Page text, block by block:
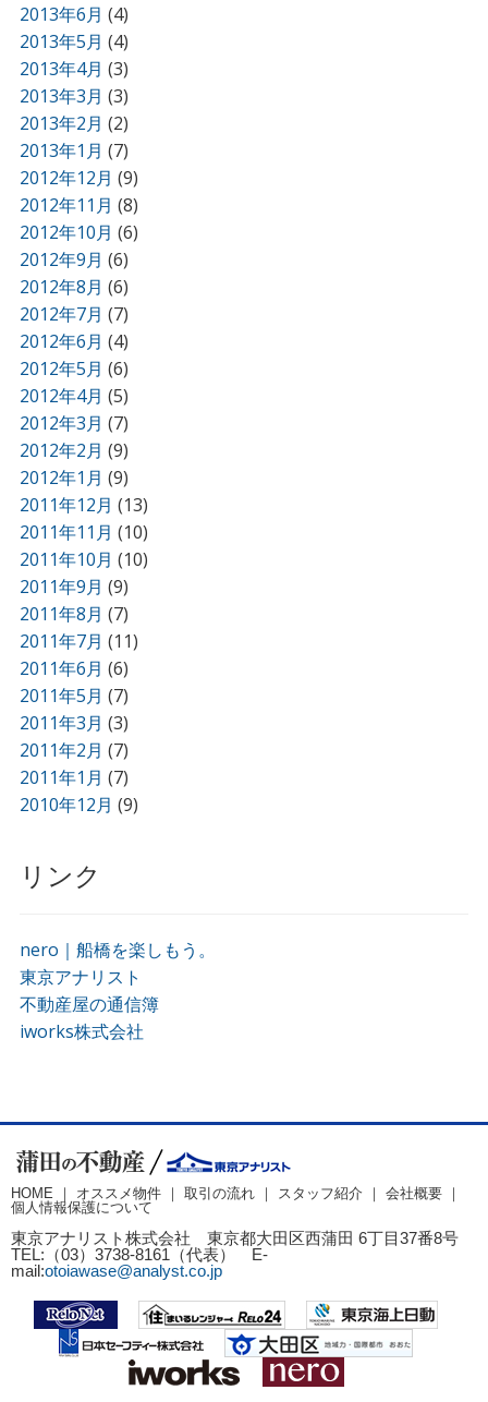
2013年6月 (4)
2013年5月 (4)
2013年4月 (3)
2013年3月 (3)
2013年2月 (2)
2013年1月 (7)
2012年12月 (9)
2012年11月 (8)
2012年10月 (6)
2012年9月 (6)
2012年8月 (6)
2012年7月 (7)
2012年6月 (4)
2012年5月 (6)
2012年4月 (5)
2012年3月 (7)
2012年2月 (9)
2012年1月 (9)
2011年12月 (13)
2011年11月 (10)
2011年10月 (10)
2011年9月 (9)
2011年8月 (7)
2011年7月 (11)
2011年6月 (6)
2011年5月 (7)
2011年3月 (3)
2011年2月 (7)
2011年1月 (7)
2010年12月 (9)
リンク
nero｜船橋を楽しもう。
東京アナリスト
不動産屋の通信簿
iworks株式会社
HOME ｜ オススメ物件 ｜ 取引の流れ ｜ スタッフ紹介 ｜ 会社概要 ｜
個人情報保護について
東京アナリスト株式会社 東京都大田区西蒲田 6丁目37番8号
TEL:（03）3738-8161（代表） E-
mail:otoiawase@analyst.co.jp